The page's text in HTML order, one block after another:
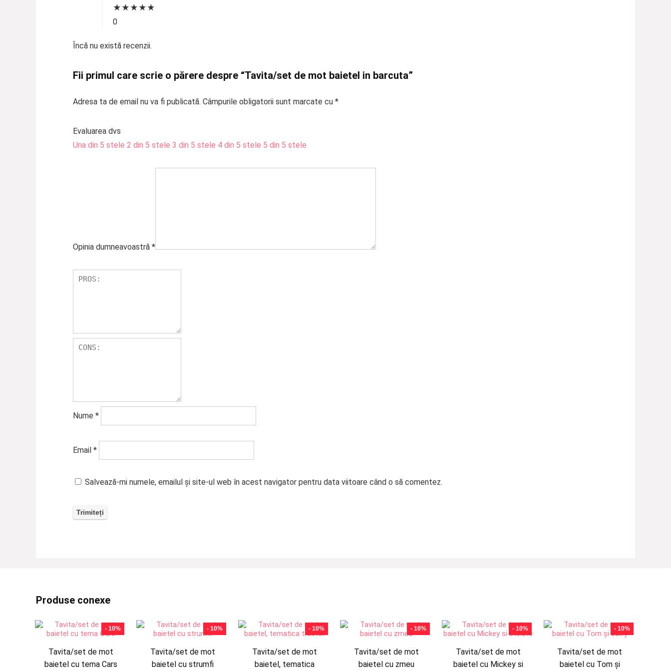
★ ★ ★ ★ ★
0
Încă nu există recenzii.
Fii primul care scrie o părere despre “Tavita/set de mot baietel in barcuta”
Adresa ta de email nu va fi publicată. Câmpurile obligatorii sunt marcate cu *
Evaluarea dvs
Una din 5 stele 2 din 5 stele 3 din 5 stele 4 din 5 stele 5 din 5 stele
Opinia dumneavoastră *
Nume *
Email *
Salvează-mi numele, emailul și site-ul web în acest navigator pentru data viitoare când o să comentez.
Produse conexe
- 10%
Tavita/set de mot
baietel cu tema Cars
- 10%
Tavita/set de mot
baietel cu strumfi
- 10%
Tavita/set de mot
baietel, tematica
- 10%
Tavita/set de mot
baietel cu zmeu
- 10%
Tavita/set de mot
baietel cu Mickey si
- 10%
Tavita/set de mot
baietel cu Tom și